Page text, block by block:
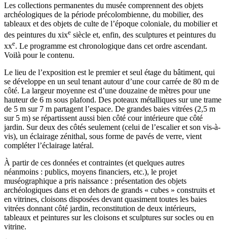
Les collections permanentes du musée comprennent des objets
archéologiques de la période précolombienne, du mobilier, des
tableaux et des objets de culte de l’époque coloniale, du mobilier et
des peintures du xixe siècle et, enfin, des sculptures et peintures du
xxe. Le programme est chronologique dans cet ordre ascendant.
Voilà pour le contenu.
Le lieu de l’exposition est le premier et seul étage du bâtiment, qui
se développe en un seul tenant autour d’une cour carrée de 80 m de
côté. La largeur moyenne est d’une douzaine de mètres pour une
hauteur de 6 m sous plafond. Des poteaux métalliques sur une trame
de 5 m sur 7 m partagent l’espace. De grandes baies vitrées (2,5 m
sur 5 m) se répartissent aussi bien côté cour intérieure que côté
jardin. Sur deux des côtés seulement (celui de l’escalier et son vis-à-
vis), un éclairage zénithal, sous forme de pavés de verre, vient
compléter l’éclairage latéral.
À partir de ces données et contraintes (et quelques autres
néanmoins : publics, moyens financiers, etc.), le projet
muséographique a pris naissance : présentation des objets
archéologiques dans et en dehors de grands « cubes » construits et
en vitrines, cloisons disposées devant quasiment toutes les baies
vitrées donnant côté jardin, reconstitution de deux intérieurs,
tableaux et peintures sur les cloisons et sculptures sur socles ou en
vitrine.